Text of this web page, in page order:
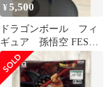
¥5,500
ドラゴンボール フィ
ギュア 孫悟空 FES其
之九